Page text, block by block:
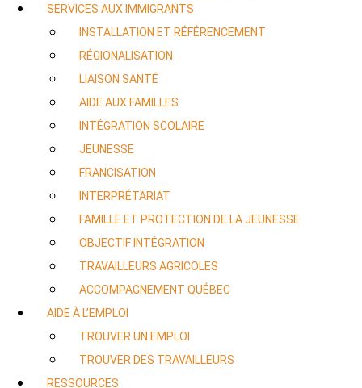
SERVICES AUX IMMIGRANTS
INSTALLATION ET RÉFÉRENCEMENT
RÉGIONALISATION
LIAISON SANTÉ
AIDE AUX FAMILLES
INTÉGRATION SCOLAIRE
JEUNESSE
FRANCISATION
INTERPRÉTARIAT
FAMILLE ET PROTECTION DE LA JEUNESSE
OBJECTIF INTÉGRATION
TRAVAILLEURS AGRICOLES
ACCOMPAGNEMENT QUÉBEC
AIDE À L’EMPLOI
TROUVER UN EMPLOI
TROUVER DES TRAVAILLEURS
RESSOURCES